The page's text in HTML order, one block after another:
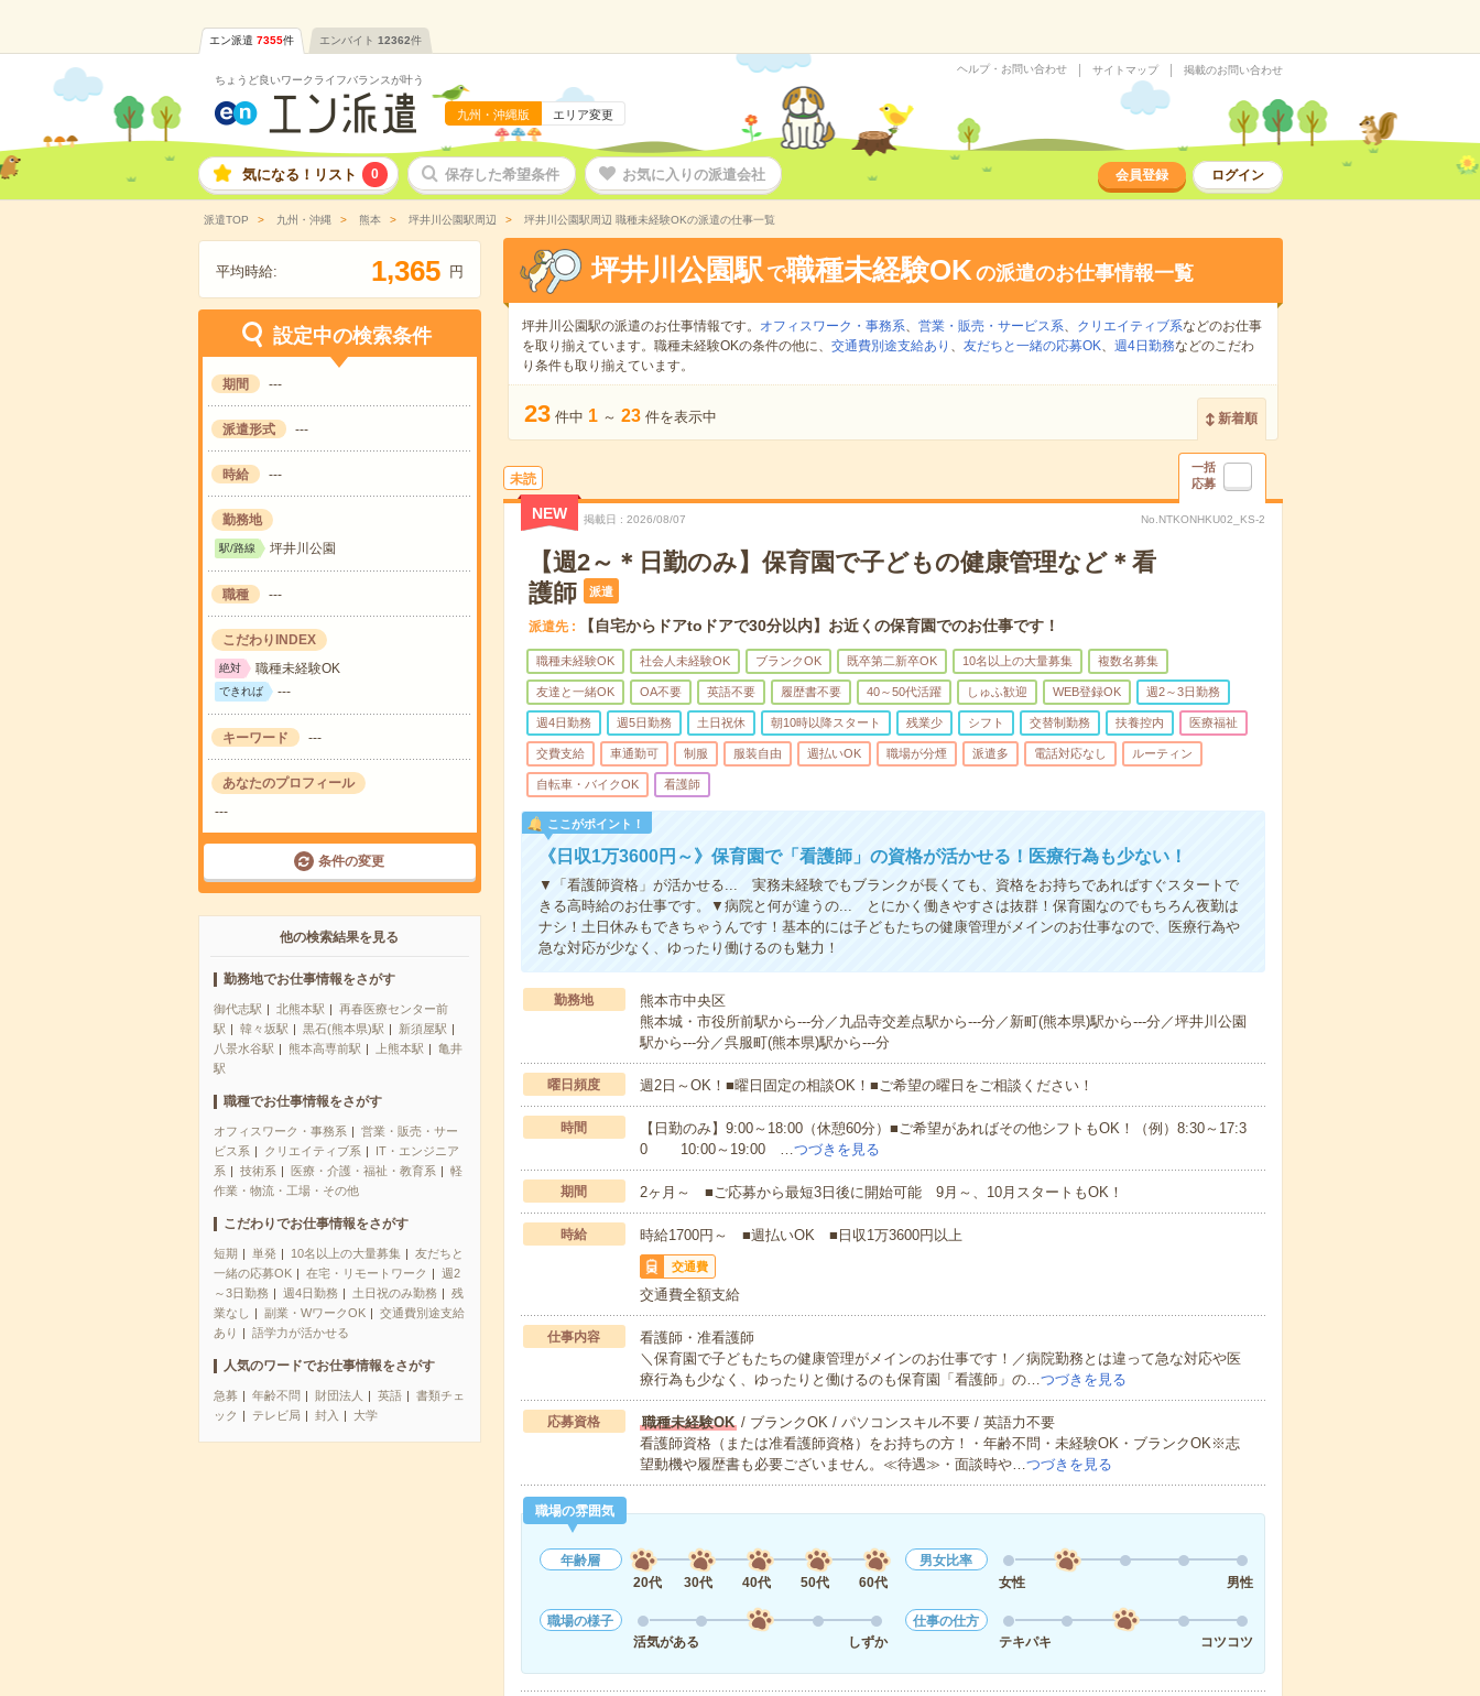
エン派遣 7355件 エンバイト 12362件
ちょうど良いワークライフバランスが叶う
九州・沖縄版 エリア変更
ヘルプ・お問い合わせ サイトマップ 掲載のお問い合わせ
気になる！リスト 0 保存した希望条件 お気に入りの派遣会社 会員登録 ログイン
派遣TOP 九州・沖縄 熊本 坪井川公園駅周辺 坪井川公園駅周辺 職種未経験OKの派遣の仕事一覧
平均時給: 1,365 円
設定中の検索条件
期間 ---
派遣形式 ---
時給 ---
勤務地
駅/路線 坪井川公園
職種 ---
こだわりINDEX
絶対 職種未経験OK
できれば ---
キーワード ---
あなたのプロフィール
---
条件の変更
他の検索結果を見る
勤務地でお仕事情報をさがす
御代志駅 北熊本駅
再春医療センター前
駅
韓々坂駅 黒石(熊本県)駅
新須屋駅
八景水谷駅
熊本高専前駅 上熊本駅
亀井
駅
職種でお仕事情報をさがす
オフィスワーク・事務系
営業・販売・サー
ビス系
クリエイティブ系
IT・エンジニア
系
技術系 医療・介護・福祉・教育系
軽
作業・物流・工場・その他
こだわりでお仕事情報をさがす
短期 単発 10名以上の大量募集
友だちと
一緒の応募OK
在宅・リモートワーク
週2
～3日勤務
週4日勤務 土日祝のみ勤務
残
業なし
副業・WワークOK
交通費別途支給
あり
語学力が活かせる
人気のワードでお仕事情報をさがす
急募 年齢不問 財団法人 英語
書類チェ
ック
テレビ局 封入 大学
坪井川公園駅 で職種未経験OKの派遣のお仕事情報一覧
坪井川公園駅の派遣のお仕事情報です。 オフィスワーク・事務系、 営業・販売・サービス系、 クリエイティブ系などのお仕事
を取り揃えています。職種未経験OKの条件の他に、 交通費別途支給あり 、 友だちと一緒の応募OK、 週4日勤務などのこだわ
り条件も取り揃えています。
23 件中 1 ～ 23 件を表示中 新着順
未読
一括
応募
NEW 掲載日 2026/08/07 No.NTKONHKU02_KS-2
【週2～＊日勤のみ】保育園で子どもの健康管理など＊看
護師
派遣
派遣先 【自宅からドアtoドアで30分以内】お近くの保育園でのお仕事です！
職種未経験OK 社会人未経験OK ブランクOK 既卒第二新卒OK 10名以上の大量募集 複数名募集
友達と一緒OK OA不要 英語不要 履歴書不要 40～50代活躍 しゅふ歓迎 WEB登録OK 週2～3日勤務
週4日勤務 週5日勤務 土日祝休 朝10時以降スタート 残業少 シフト 交替制勤務 扶養控内 医療福祉
交費支給 車通勤可 制服 服装自由 週払いOK 職場が分煙 派遣多 電話対応なし ルーティン
自転車・バイクOK 看護師
ここがポイント！
《日収1万3600円～》保育園で「看護師」の資格が活かせる！医療行為も少ない！
▼「看護師資格」が活かせる... 実務未経験でもブランクが長くても、資格をお持ちであればすぐスタートで
きる高時給のお仕事です。▼病院と何が違うの... とにかく働きやすさは抜群！保育園なのでもちろん夜勤は
ナシ！土日休みもできちゃうんです！基本的には子どもたちの健康管理がメインのお仕事なので、医療行為や
急な対応が少なく、ゆったり働けるのも魅力！
勤務地
熊本市中央区
熊本城・市役所前駅から---分／九品寺交差点駅から---分／新町(熊本県)駅から---分／坪井川公園
駅から---分／呉服町(熊本県)駅から---分
曜日頻度 週2日～OK！■曜日固定の相談OK！■ご希望の曜日をご相談ください！
時間
【日勤のみ】9:00～18:00（休憩60分）■ご希望があればその他シフトもOK！（例）8:30～17:3
0 10:00～19:00 …つづきを見る
期間 2ヶ月～ ■ご応募から最短3日後に開始可能 9月～、10月スタートもOK！
時給 時給1700円～ ■週払いOK ■日収1万3600円以上
交通費
交通費全額支給
仕事内容
看護師・准看護師
＼保育園で子どもたちの健康管理がメインのお仕事です！／病院勤務とは違って急な対応や医
療行為も少なく、ゆったりと働けるのも保育園「看護師」の…つづきを見る
応募資格 職種未経験OK/ ブランクOK / パソコンスキル不要 / 英語力不要
看護師資格（または准看護師資格）をお持ちの方！・年齢不問・未経験OK・ブランクOK※志
望動機や履歴書も必要ございません。≪待遇≫・面談時や…つづきを見る
職場の雰囲気
年齢層
20代
30代 40代 50代 60代
男女比率
女性
男性
職場の様子
活気がある
しずか
仕事の仕方
テキパキ
コツコツ